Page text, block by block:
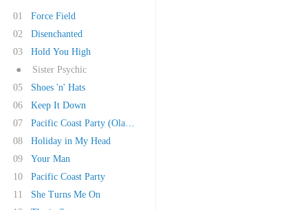
01
Force Field
02
Disenchanted
03
Hold You High
●
Sister Psychic
05
Shoes 'n' Hats
06
Keep It Down
07
Pacific Coast Party (Olav Basoski Remix)
08
Holiday in My Head
09
Your Man
10
Pacific Coast Party
11
She Turns Me On